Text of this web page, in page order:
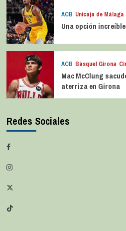
ACB Unicaja de Málaga
Una opción increíble
ACB Bàsquet Girona
Mac McClung
aterriza en Girona
Redes Sociales